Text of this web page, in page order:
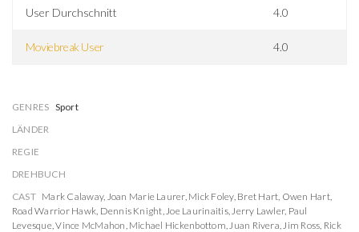
User Durchschnitt 4.0
Moviebreak User 4.0
GENRES Sport
LÄNDER
REGIE
DREHBUCH
CAST Mark Calaway, Joan Marie Laurer, Mick Foley, Bret Hart, Owen Hart,
Road Warrior Hawk, Dennis Knight,Joe Laurinaitis,Jerry Lawler, Paul
Levesque,Vince McMahon, Michael Hickenbottom,Juan Rivera,Jim Ross, Rick